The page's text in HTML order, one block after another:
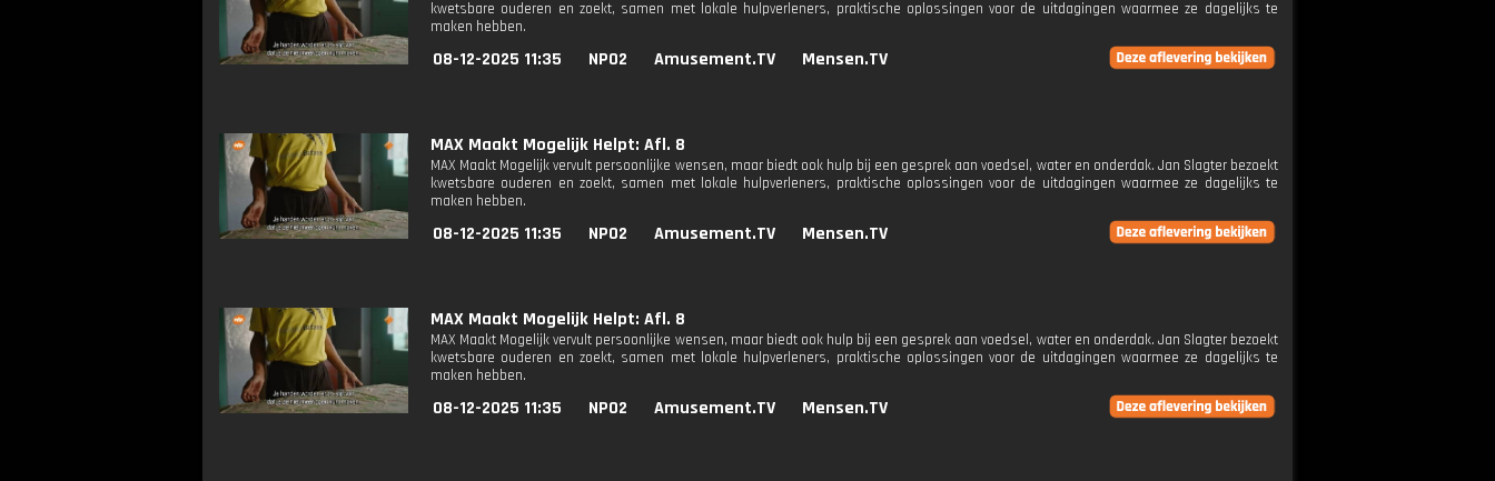
kwetsbare ouderen en zoekt, samen met lokale hulpverleners, praktische oplossingen voor de uitdagingen waarmee ze dagelijks te
maken hebben.
08-12-2025 11:35 NPO2 Amusement.TV Mensen.TV
MAX Maakt Mogelijk Helpt: Afl. 8
MAX Maakt Mogelijk vervult persoonlijke wensen, maar biedt ook hulp bij een gesprek aan voedsel, water en onderdak. Jan Slagter bezoekt
kwetsbare ouderen en zoekt, samen met lokale hulpverleners, praktische oplossingen voor de uitdagingen waarmee ze dagelijks te
maken hebben.
08-12-2025 11:35 NPO2 Amusement.TV Mensen.TV
MAX Maakt Mogelijk Helpt: Afl. 8
MAX Maakt Mogelijk vervult persoonlijke wensen, maar biedt ook hulp bij een gesprek aan voedsel, water en onderdak. Jan Slagter bezoekt
kwetsbare ouderen en zoekt, samen met lokale hulpverleners, praktische oplossingen voor de uitdagingen waarmee ze dagelijks te
maken hebben.
08-12-2025 11:35 NPO2 Amusement.TV Mensen.TV